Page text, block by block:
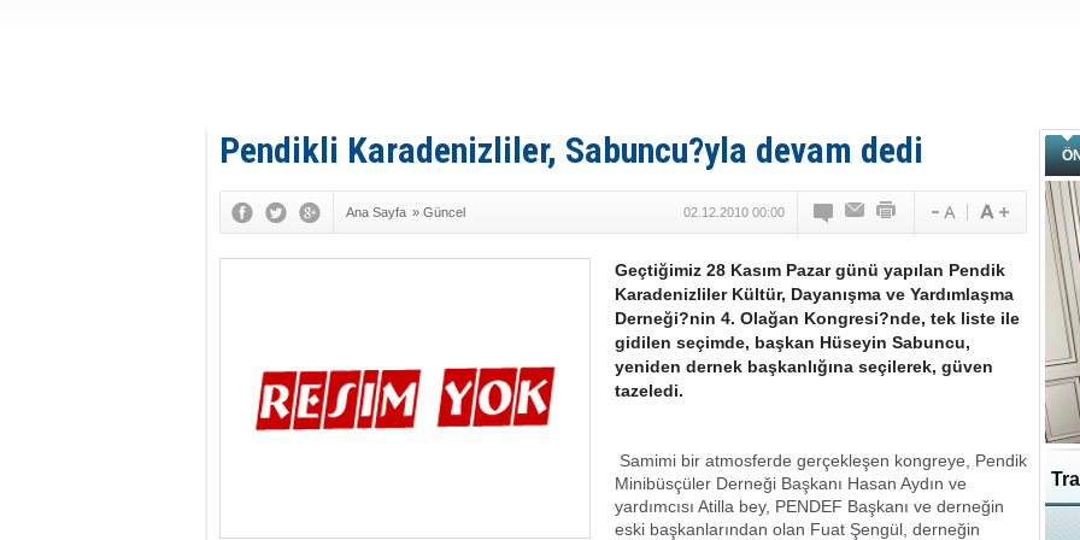
Pendikli Karadenizliler, Sabuncu?yla devam dedi
Ana Sayfa » Güncel 02.12.2010 00:00
Geçtiğimiz 28 Kasım Pazar günü yapılan Pendik
Karadenizliler Kültür, Dayanışma ve Yardımlaşma
Derneği?nin 4. Olağan Kongresi?nde, tek liste ile
gidilen seçimde, başkan Hüseyin Sabuncu,
yeniden dernek başkanlığına seçilerek, güven
tazeledi.
Samimi bir atmosferde gerçekleşen kongreye, Pendik
Minibüsçüler Derneği Başkanı Hasan Aydın ve
yardımcısı Atilla bey, PENDEF Başkanı ve derneğin
eski başkanlarından olan Fuat Şengül, derneğin